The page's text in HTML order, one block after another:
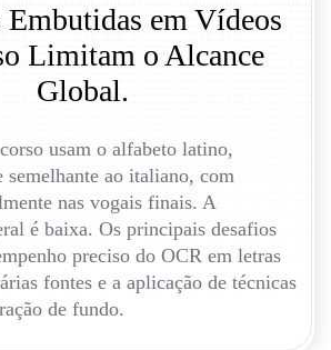
Embutidas em Vídeos
Limitam o Alcance
Global.
usam o alfabeto latino,
semelhante ao italiano, com
nas vogais finais. A
é baixa. Os principais desafios
preciso do OCR em letras
fontes e a aplicação de técnicas
de fundo.